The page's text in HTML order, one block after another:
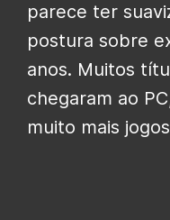
parece ter
postura sobre
anos. Muitos
chegaram ao
muito mais